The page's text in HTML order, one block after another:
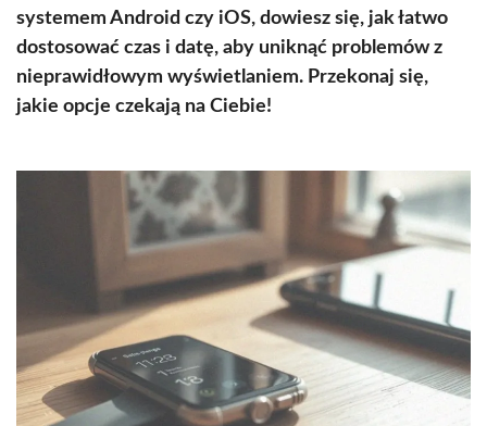
systemem Android czy iOS, dowiesz się, jak łatwo
dostosować czas i datę, aby uniknąć problemów z
nieprawidłowym wyświetlaniem. Przekonaj się,
jakie opcje czekają na Ciebie!